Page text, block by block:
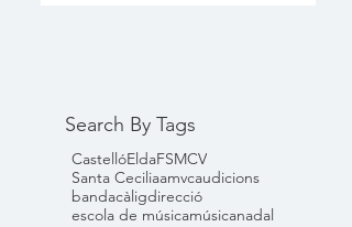
Search By Tags
CastellóEldaFSMCV
Santa Ceciliaamvcaudicions
bandacàligdirecció
escola de músicamúsicanadal